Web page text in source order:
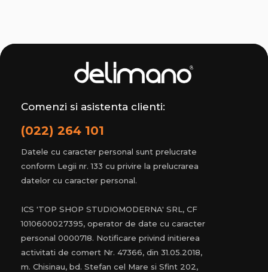
Comenzi si asistenta clienti:
(022) 264 101
Datele cu caracter personal sunt prelucrate
conform Legii nr. 133 cu privire la prelucrarea
datelor cu caracter personal.
ICS 'TOP SHOP STUDIOMODERNA' SRL, CF
1010600027395, operator de date cu caracter
personal 0000718. Notificare privind initierea
activitati de comert Nr. 47366, din 31.05.2018,
m. Chisinau, bd. Stefan cel Mare si Sfint 202,